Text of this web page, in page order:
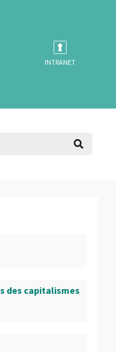
INTRANET
des capitalismes